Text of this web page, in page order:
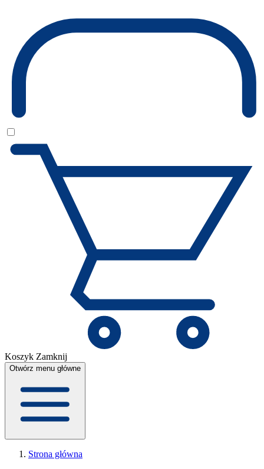
Koszyk Zamknij
Otwórz menu główne
Strona główna